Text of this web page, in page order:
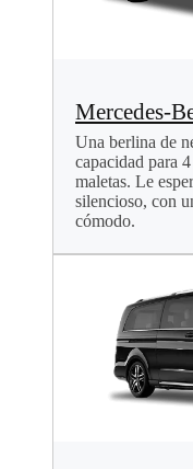
Mercedes-
Una berlina de
capacidad para
maletas. Le
silencioso, con
cómodo.